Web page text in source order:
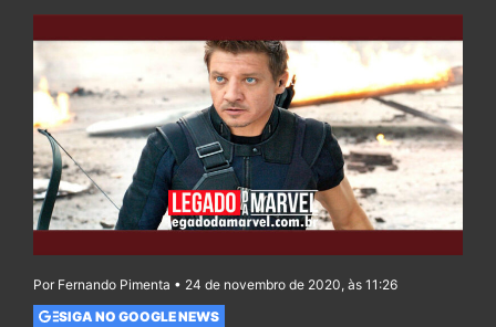
Por Fernando Pimenta • 24 de novembro de 2020, às 11:26
SIGA NO GOOGLE NEWS